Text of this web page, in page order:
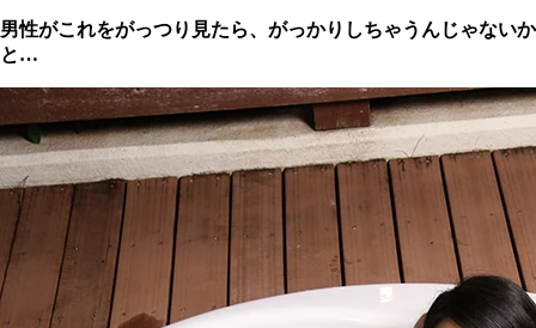
男性がこれをがっつり見たら、がっかりしちゃうんじゃないか
と…